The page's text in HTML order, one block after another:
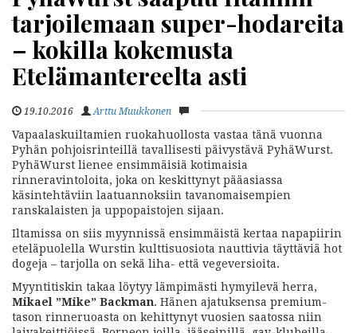
tarjoilemaan super-hodareita
– kokilla kokemusta
Etelämantereelta asti
19.10.2016 Arttu Muukkonen
Vapaalaskuiltamien ruokahuollosta vastaa tänä vuonna
Pyhän pohjoisrinteillä tavallisesti päivystävä PyhäWurst.
PyhäWurst lienee ensimmäisiä kotimaisia
rinneravintoloita, joka on keskittynyt pääasiassa
käsintehtäviin laatuannoksiin tavanomaisempien
ranskalaisten ja uppopaistojen sijaan.
Iltamissa on siis myynnissä ensimmäistä kertaa napapiirin
eteläpuolella Wurstin kulttisuosiota nauttivia täyttäviä hot
dogeja – tarjolla on sekä liha- että vegeversioita.
Myyntitiskin takaa löytyy lämpimästi hymyilevä herra,
Mikael ”Mike” Backman. Hänen ajatuksensa premium-
tason rinneruoasta on kehittynyt vuosien saatossa niin